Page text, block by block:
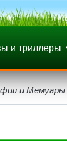
и триллеры
и Мемуары